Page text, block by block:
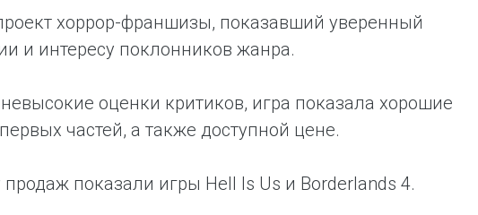
хоррор-франшизы, показавший уверенный
и интересу поклонников жанра.
оценки критиков, игра показала хорошие
частей, а также доступной цене.
показали игры Hell Is Us и Borderlands 4.